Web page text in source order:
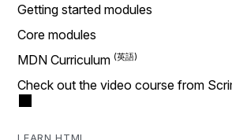
Getting started modules
Core modules
MDN Curriculum
Check out the video course from